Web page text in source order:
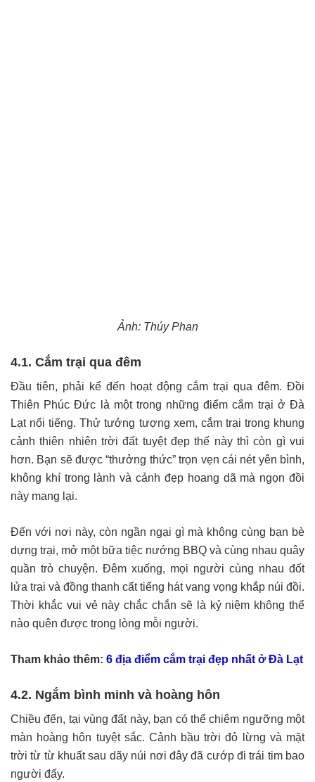
Ảnh: Thúy Phan
4.1. Cắm trại qua đêm
Đầu tiên, phải kể đến hoạt động cắm trại qua đêm. Đồi
Thiên Phúc Đức là một trong những điểm cắm trại ở Đà
Lạt nổi tiếng. Thử tưởng tượng xem, cắm trại trong khung
cảnh thiên nhiên trời đất tuyệt đẹp thế này thì còn gì vui
hơn. Bạn sẽ được “thưởng thức” trọn vẹn cái nét yên bình,
không khí trong lành và cảnh đẹp hoang dã mà ngọn đồi
này mang lại.
Đến với nơi này, còn ngần ngại gì mà không cùng bạn bè
dựng trại, mở một bữa tiệc nướng BBQ và cùng nhau quây
quần trò chuyện. Đêm xuống, mọi người cùng nhau đốt
lửa trại và đồng thanh cất tiếng hát vang vọng khắp núi đồi.
Thời khắc vui vẻ này chắc chắn sẽ là kỷ niệm không thể
nào quên được trong lòng mỗi người.
Tham khảo thêm: 6 địa điểm cắm trại đẹp nhất ở Đà Lạt
4.2. Ngắm bình minh và hoàng hôn
Chiều đến, tại vùng đất này, bạn có thể chiêm ngưỡng một
màn hoàng hôn tuyệt sắc. Cảnh bầu trời đỏ lừng và mặt
trời từ từ khuất sau dãy núi nơi đây đã cướp đi trái tim bao
người đấy.